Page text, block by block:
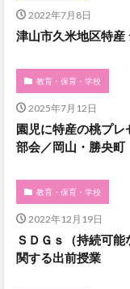
2022年7月8日
津山市久米地区特
教育・保育・学校
2025年7月12日
園児に特産の桃プ
部会／岡山・勝央町
教育・保育・学校
2022年12月19日
ＳＤＧｓ（持続可
関する出前授業